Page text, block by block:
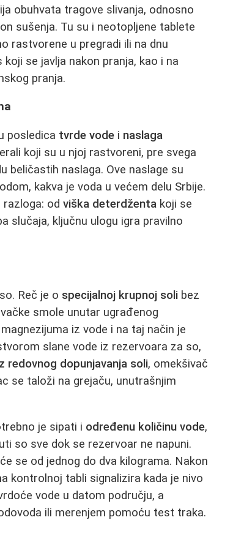
obuhvata tragove slivanja, odnosno
sušenja. Tu su i neotopljene tablete
rastvorene u pregradi ili na dnu
se javlja nakon pranja, kao i na
pranja.
posledica tvrde vode i naslaga
koji su u njoj rastvoreni, pre svega
beličastih naslaga. Ove naslage su
kakva je voda u većem delu Srbije.
razloga: odviška deterdženta koji se
slučaja, ključnu ulogu igra pravilno
Reč je o specijalnoj krupnoj soli bez
smole unutar ugrađenog
iz vode i na taj način je
slane vode iz rezervoara za so,
redovnog dopunjavanja soli, omekšivač
se taloži na grejaču, unutrašnjim
je sipati i određenu količinu vode,
so sve dok se rezervoar ne napuni.
se od jednog do dva kilograma. Nakon
kontrolnoj tabli signalizira kada je nivo
vode u datom području, a
ili merenjem pomoću test traka.